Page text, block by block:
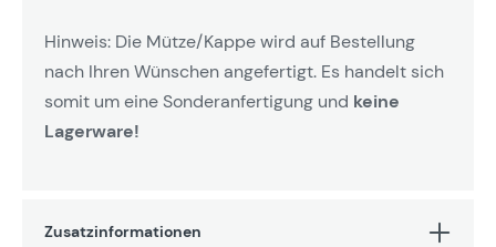
Hinweis: Die Mütze/Kappe wird auf Bestellung
nach Ihren Wünschen angefertigt. Es handelt sich
somit um eine Sonderanfertigung und keine
Lagerware!
Zusatzinformationen